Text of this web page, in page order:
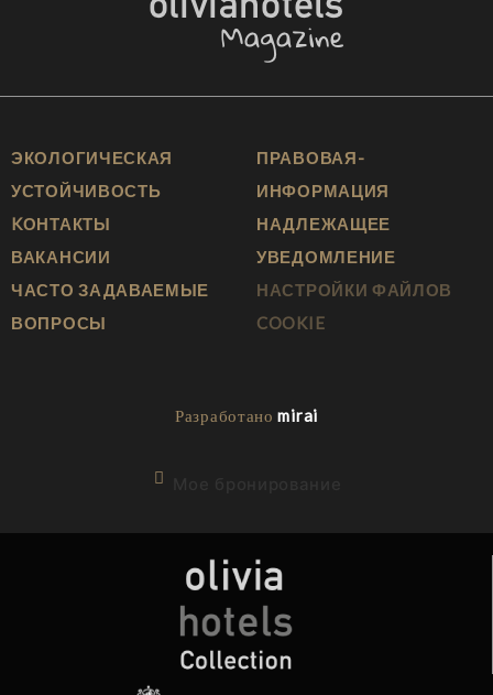
ЭКОЛОГИЧЕСКАЯ
УСТОЙЧИВОСТЬ
KОНТАКТЫ
ВАКАНСИИ
ЧАСТО ЗАДАВАЕМЫЕ
ВОПРОСЫ
ПРАВОВАЯ-
ИНФОРМАЦИЯ
НАДЛЕЖАЩЕЕ
УВЕДОМЛЕНИЕ
НАСТРОЙКИ ФАЙЛОВ
COOKIE
Разработаноmirai